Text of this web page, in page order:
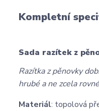
Kompletní
Sada razítek z
Razítka z pěnovky
hrubé a ne zcela
Materiál: topolová